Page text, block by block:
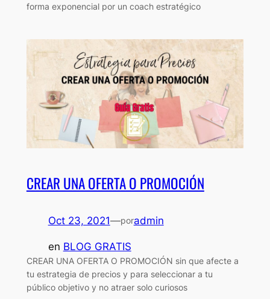
forma exponencial por un coach estratégico
CREAR UNA OFERTA O PROMOCIÓN
Oct 23, 2021—poradmin
en BLOG GRATIS
CREAR UNA OFERTA O PROMOCIÓN sin que afecte a
tu estrategia de precios y para seleccionar a tu
público objetivo y no atraer solo curiosos